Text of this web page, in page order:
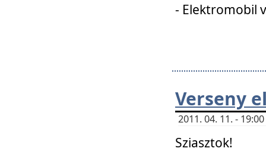
- Elektromobil
Verseny
2011. 04. 11. -
Sziasztok!